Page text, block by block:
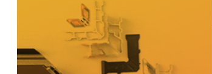
88平开窗